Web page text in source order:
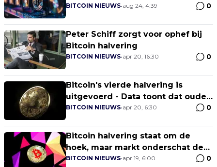
BITCOIN NIEUWS•aug 24, 4:39 0
Peter Schiff zorgt voor ophef bij
Bitcoin halvering
BITCOIN NIEUWS•apr 20, 16:30 0
Bitcoin's vierde halvering is
uitgevoerd - Data toont dat oude
whales de winnaars zijn
BITCOIN NIEUWS•apr 20, 6:30 0
Bitcoin halvering staat om de
hoek, maar markt onderschat de
impact, aldus Bitwise
BITCOIN NIEUWS•apr 19, 6:00 0